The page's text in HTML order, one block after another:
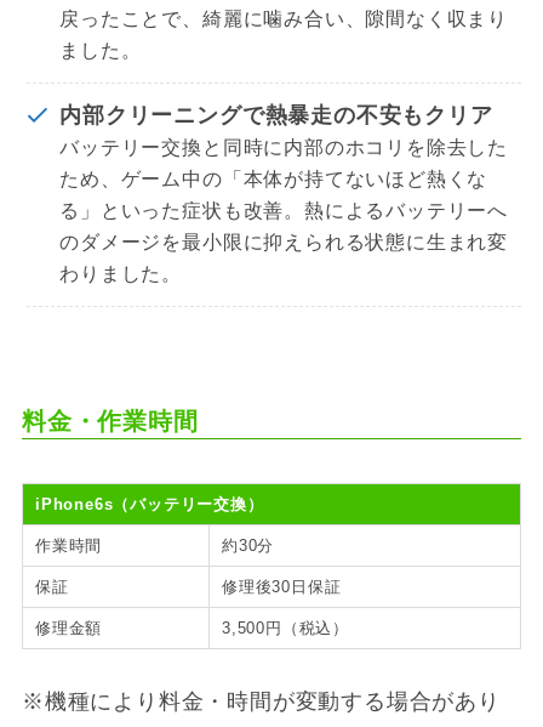
戻ったことで、綺麗に噛み合い、隙間なく収まり
ました。
内部クリーニングで熱暴走の不安もクリア
バッテリー交換と同時に内部のホコリを除去した
ため、ゲーム中の「本体が持てないほど熱くな
る」といった症状も改善。熱によるバッテリーへ
のダメージを最小限に抑えられる状態に生まれ変
わりました。
料金・作業時間
iPhone6s （バッテリー交換）
作業時間 約30分
保証 修理後30日保証
修理金額 3,500円（税込）
※機種により料金・時間が変動する場合があり